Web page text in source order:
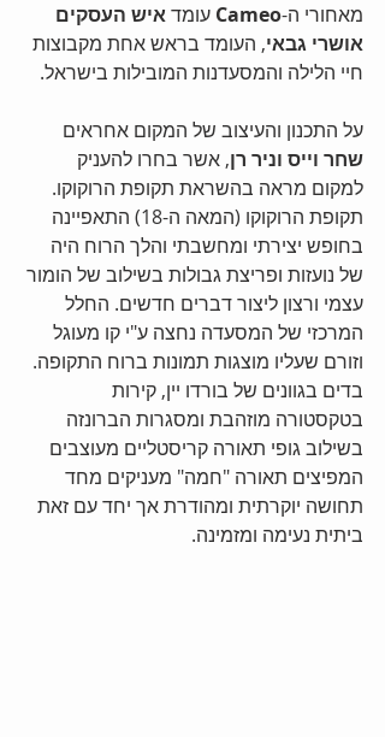
מאחורי ה-Cameo עומד איש העסקים
אושרי גבאי, העומד בראש אחת מקבוצות
חיי הלילה והמסעדנות המובילות בישראל.
על התכנון והעיצוב של המקום אחראים
שחר וייס וניר רן, אשר בחרו להעניק
למקום מראה בהשראת תקופת הרוקוקו.
תקופת הרוקוקו (המאה ה-18) התאפיינה
בחופש יצירתי ומחשבתי והלך הרוח היה
של נועזות ופריצת גבולות בשילוב של הומור
עצמי ורצון ליצור דברים חדשים. החלל
המרכזי של המסעדה נחצה ע"י קו מעוגל
וזורם שעליו מוצגות תמונות ברוח התקופה.
בדים בגוונים של בורדו יין, קירות
בטקסטורה מוזהבת ומסגרות הברונזה
בשילוב גופי תאורה קריסטליים מעוצבים
המפיצים תאורה "חמה" מעניקים מחד
תחושה יוקרתית ומהודרת אך יחד עם זאת
ביתית נעימה ומזמינה.